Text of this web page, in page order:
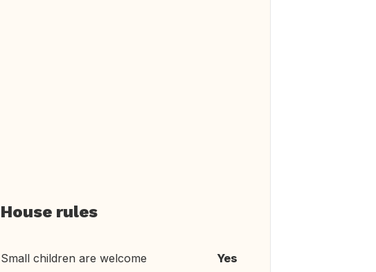
House rules
Small children are welcome Yes